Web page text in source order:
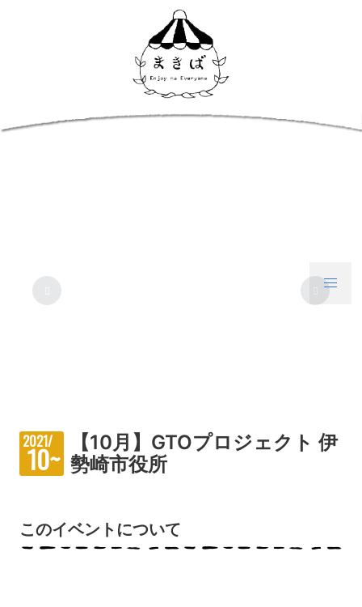
2021/
10~
【10月】GTOプロジェクト 伊
勢崎市役所
このイベントについて